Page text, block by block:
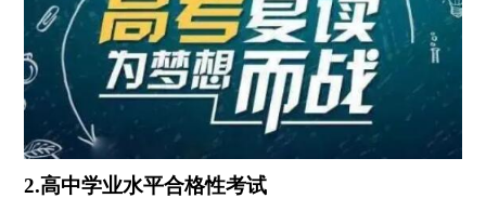
2.高中学业水平合格性考试